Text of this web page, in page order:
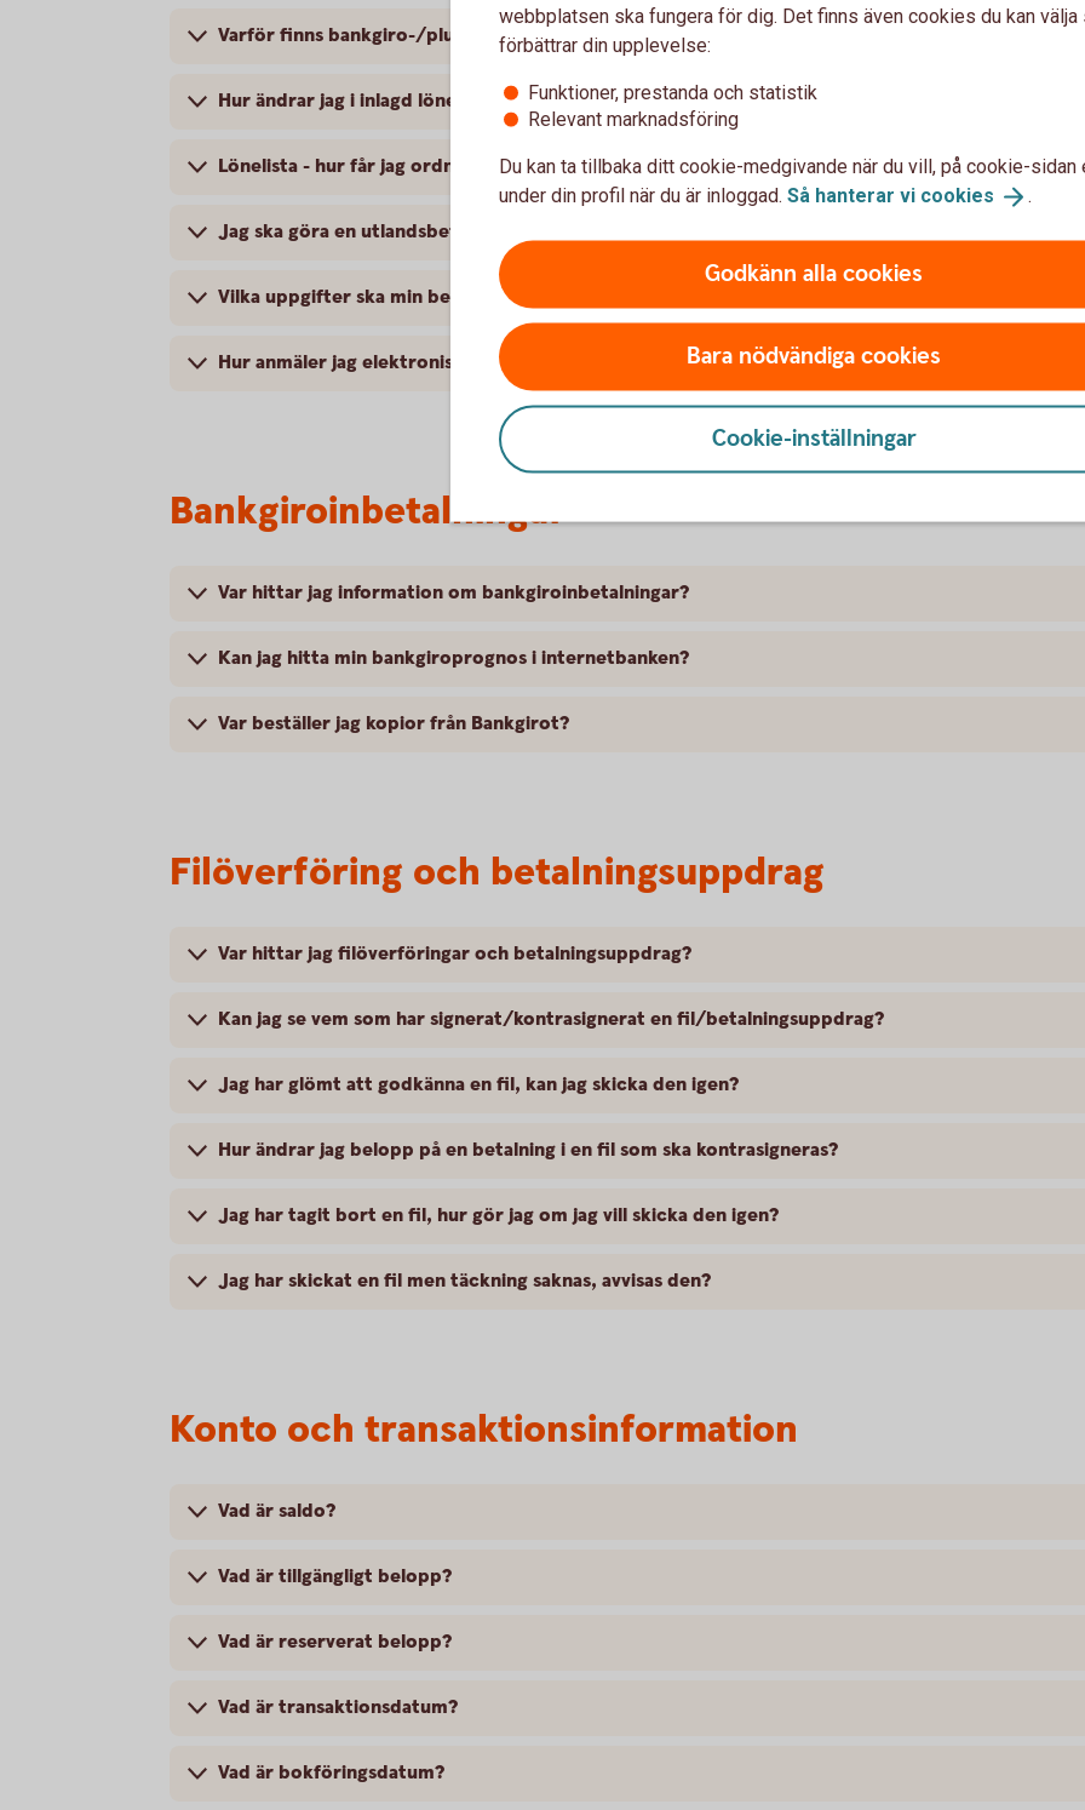
Varför finns bankgiro-/plusgirobetalningen kvar under Framtida betalningar/överföringar när
Hur ändrar jag i inlagd lönelista?
Lönelista - hur får jag ordning på mina mottagare?
Jag ska göra en utlandsbetalning, vad är IBAN och BIC?
Vilka uppgifter ska min betalning till utlandet innehålla?
Hur anmäler jag elektronisk faktura?
Bankgiroinbetalningar
Var hittar jag information om bankgiroinbetalningar?
Kan jag hitta min bankgiroprognos i internetbanken?
Var beställer jag kopior från Bankgirot?
Filöverföring och betalningsuppdrag
Var hittar jag filöverföringar och betalningsuppdrag?
Kan jag se vem som har signerat/kontrasignerat en fil/betalningsuppdrag?
Jag har glömt att godkänna en fil, kan jag skicka den igen?
Hur ändrar jag belopp på en betalning i en fil som ska kontrasigneras?
Jag har tagit bort en fil, hur gör jag om jag vill skicka den igen?
Jag har skickat en fil men täckning saknas, avvisas den?
Konto och transaktionsinformation
Vad är saldo?
Vad är tillgängligt belopp?
Vad är reserverat belopp?
Vad är transaktionsdatum?
Vad är bokföringsdatum?
webbplatsen ska fungera för dig. Det finns även cookies du kan välja
förbättrar din upplevelse:
Funktioner, prestanda och statistik
Relevant marknadsföring
Du kan ta tillbaka ditt cookie-medgivande när du vill, på cookie-sidan
under din profil när du är inloggad. Så hanterar vi cookies .
Godkänn alla cookies
Bara nödvändiga cookies
Cookie-inställningar